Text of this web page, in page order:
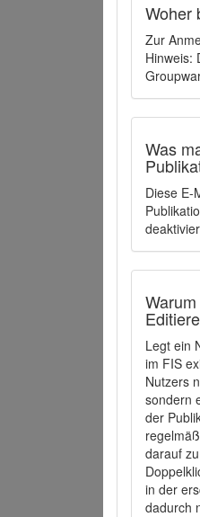
Woher
Zur
Hinweis:
Was
Diese E-
Legt ein
im FIS
Nutzers
sondern
der
darauf
in der
dadurch